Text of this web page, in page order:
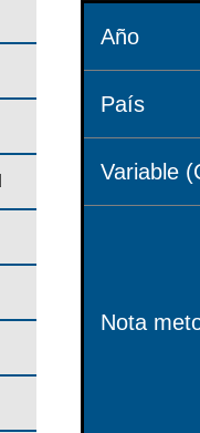
Año
País
Variable
Nota